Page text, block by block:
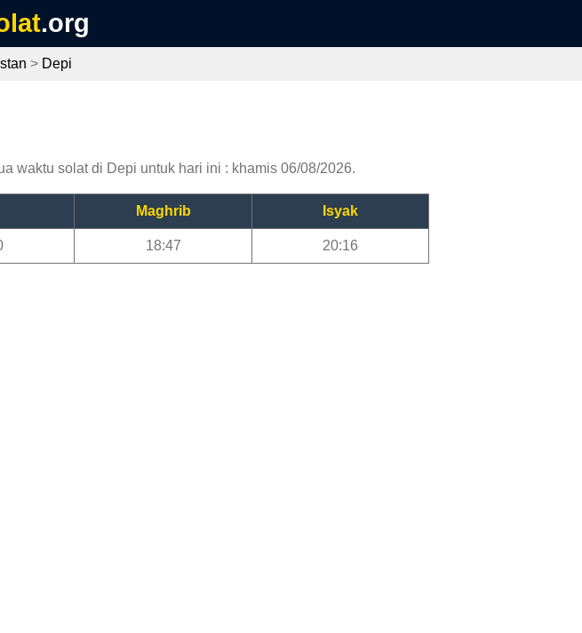
.org
> Depi
waktu solat di Depi untuk hari ini : khamis 06/08/2026.
Maghrib Isyak
18:47 20:16